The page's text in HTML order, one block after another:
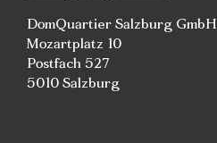
DomQuartier Salzburg GmbH
Mozartplatz 10
Postfach 527
5010 Salzburg